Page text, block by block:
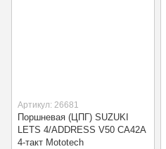
Артикул: 26681
Поршневая (ЦПГ) SUZUKI
LETS 4/ADDRESS V50 CA42A
4-такт Mototech